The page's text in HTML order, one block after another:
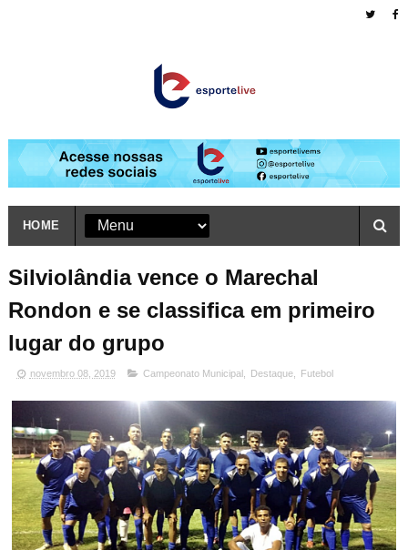
HOME
Silviolândia vence o Marechal
Rondon e se classifica em primeiro
lugar do grupo
novembro 08, 2019 Campeonato Municipal, Destaque, Futebol